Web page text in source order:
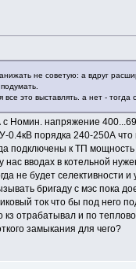
не советую: а вдруг
это выставлять. а нет - тогда
Номин. напряжение
0.4кВ порядка 240-250А
подключены к ТП
вводах в котельной
не будет селективности и
бригаду с мэс пока
ток что бы под него
кз отрабатывал и по
замыкания для чего?